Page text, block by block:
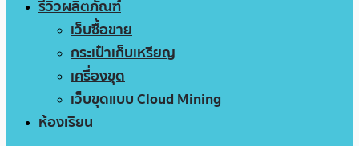
รีวิวผลิตภัณฑ์
เว็บซื้อขาย
กระเป๋าเก็บเหรียญ
เครื่องขุด
เว็บขุดแบบ Cloud Mining
ห้องเรียน